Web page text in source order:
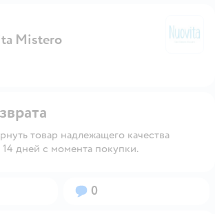
Mistero
товар надлежащего качества
дней с момента покупки.
Вопросов:
0